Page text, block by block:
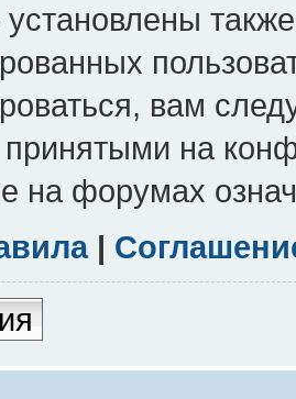
установлены
вам
принятыми на
на форумах
|